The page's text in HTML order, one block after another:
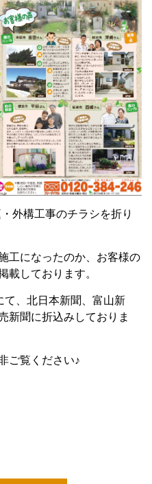
外構工事のチラシを折り
工になったのか、お客様の
載しております。
て、北日本新聞、富山新
新聞に折込みしておりま
ご覧ください♪